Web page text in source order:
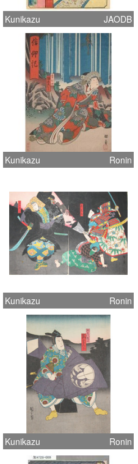
Kunikazu JAODB
Kunikazu Ronin
Kunikazu Ronin
Kunikazu Ronin